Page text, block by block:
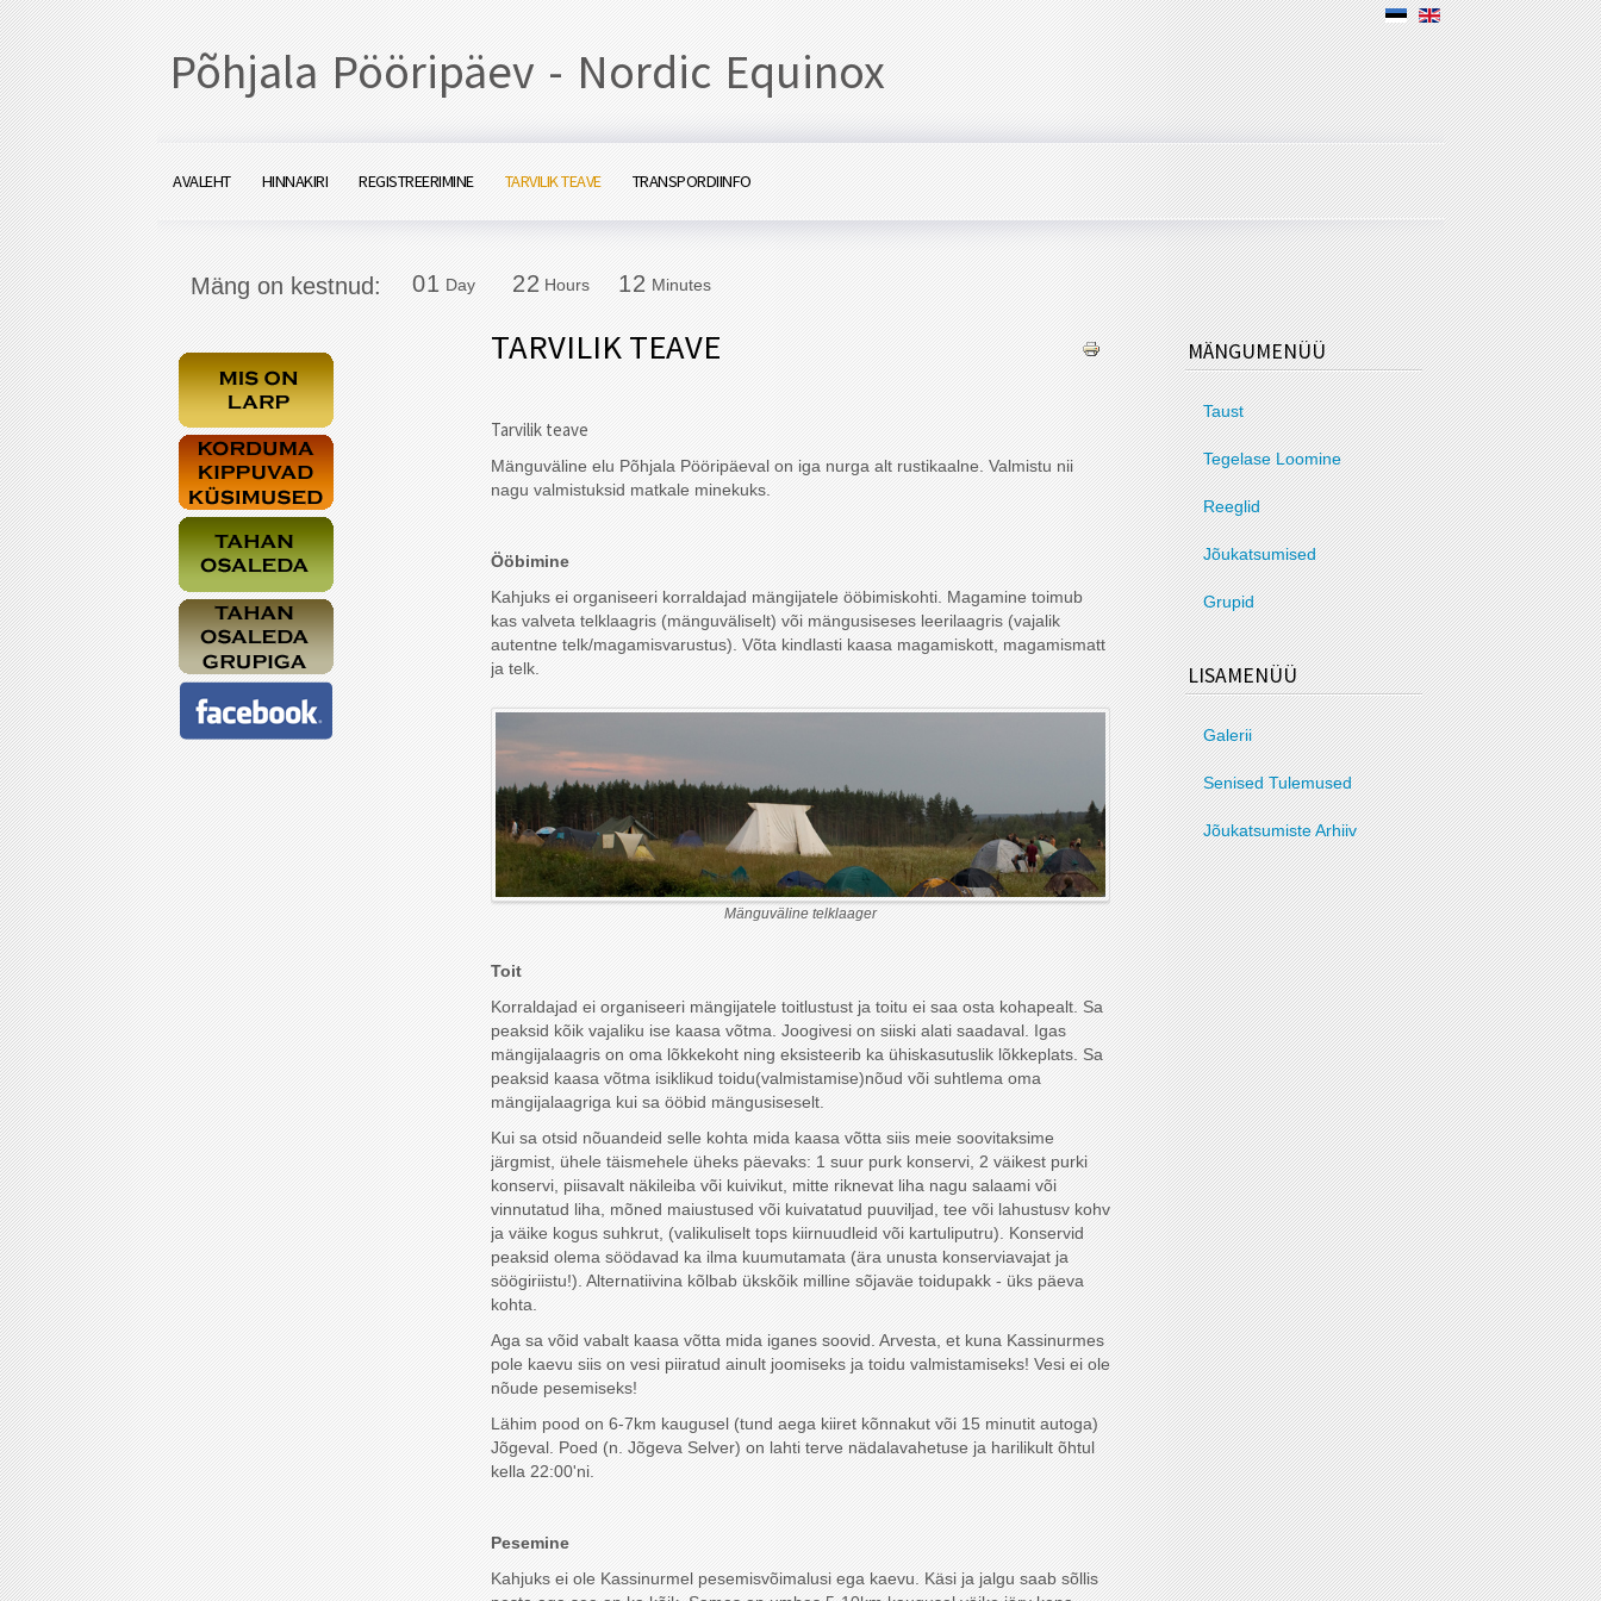
Põhjala Pööripäev - Nordic Equinox
AVALEHT HINNAKIRI REGISTREERIMINE TARVILIK TEAVE TRANSPORDIINFO
Mäng on kestnud:
01 Day
22 Hours
12 Minutes
TARVILIK TEAVE
Tarvilik teave
Mänguväline elu Põhjala Pööripäeval on iga nurga alt rustikaalne. Valmistu nii
nagu valmistuksid matkale minekuks.
Ööbimine
Kahjuks ei organiseeri korraldajad mängijatele ööbimiskohti. Magamine toimub
kas valveta telklaagris (mänguväliselt) või mängusiseses leerilaagris (vajalik
autentne telk/magamisvarustus). Võta kindlasti kaasa magamiskott, magamismatt
ja telk.
Mänguväline telklaager
Toit
Korraldajad ei organiseeri mängijatele toitlustust ja toitu ei saa osta kohapealt. Sa
peaksid kõik vajaliku ise kaasa võtma. Joogivesi on siiski alati saadaval. Igas
mängijalaagris on oma lõkkekoht ning eksisteerib ka ühiskasutuslik lõkkeplats. Sa
peaksid kaasa võtma isiklikud toidu(valmistamise)nõud või suhtlema oma
mängijalaagriga kui sa ööbid mängusiseselt.
Kui sa otsid nõuandeid selle kohta mida kaasa võtta siis meie soovitaksime
järgmist, ühele täismehele üheks päevaks: 1 suur purk konservi, 2 väikest purki
konservi, piisavalt näkileiba või kuivikut, mitte riknevat liha nagu salaami või
vinnutatud liha, mõned maiustused või kuivatatud puuviljad, tee või lahustusv kohv
ja väike kogus suhkrut, (valikuliselt tops kiirnuudleid või kartuliputru). Konservid
peaksid olema söödavad ka ilma kuumutamata (ära unusta konserviavajat ja
söögiriistu!). Alternatiivina kõlbab ükskõik milline sõjaväe toidupakk - üks päeva
kohta.
Aga sa võid vabalt kaasa võtta mida iganes soovid. Arvesta, et kuna Kassinurmes
pole kaevu siis on vesi piiratud ainult joomiseks ja toidu valmistamiseks! Vesi ei ole
nõude pesemiseks!
Lähim pood on 6-7km kaugusel (tund aega kiiret kõnnakut või 15 minutit autoga)
Jõgeval. Poed (n. Jõgeva Selver) on lahti terve nädalavahetuse ja harilikult õhtul
kella 22:00'ni.
Pesemine
Kahjuks ei ole Kassinurmel pesemisvõimalusi ega kaevu. Käsi ja jalgu saab sõllis
MÄNGUMENÜÜ
Taust
Tegelase Loomine
Reeglid
Jõukatsumised
Grupid
LISAMENÜÜ
Galerii
Senised Tulemused
Jõukatsumiste Arhiiv